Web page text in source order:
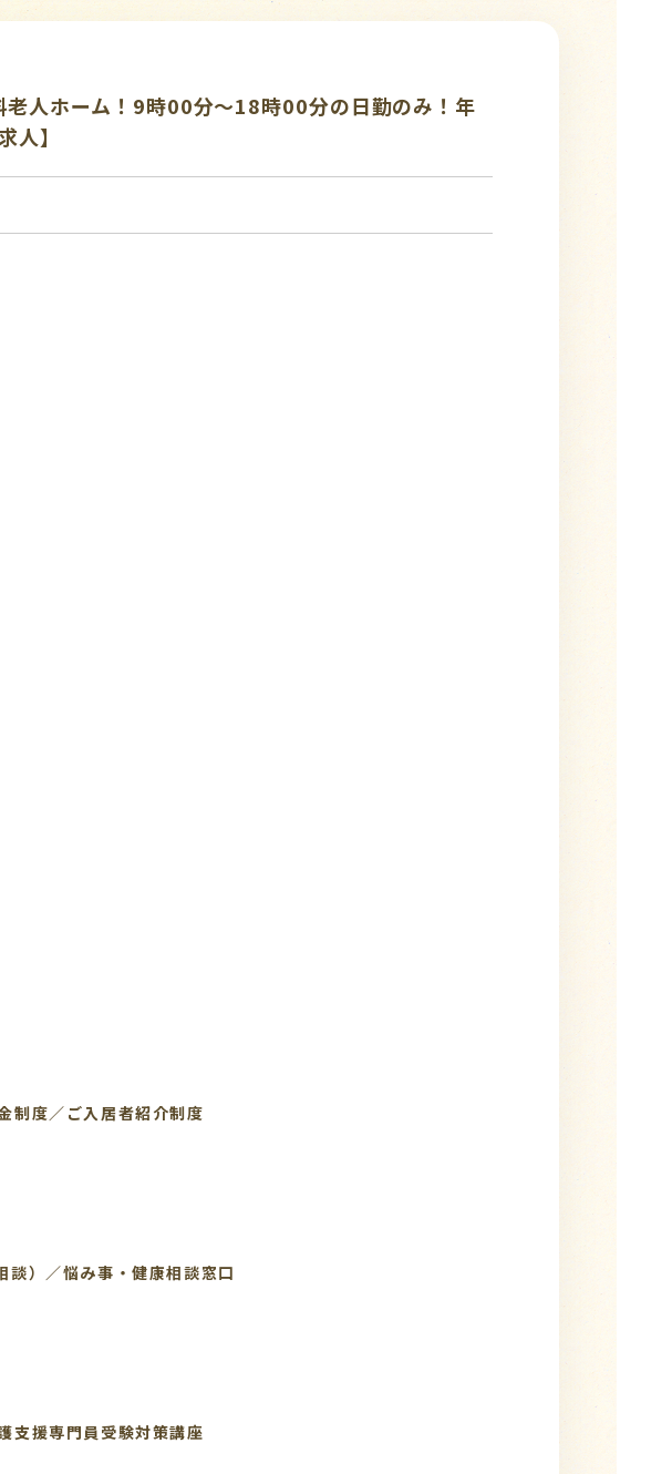
老人ホーム！9時00分～18時00分の日勤のみ！年
】
制度／ご入居者紹介制度
）／悩み事・健康相談窓口
支援専門員受験対策講座